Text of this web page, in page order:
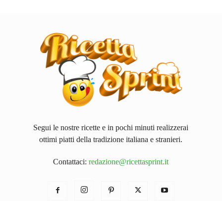
Segui le nostre ricette e in pochi minuti realizzerai
ottimi piatti della tradizione italiana e stranieri.
Contattaci:redazione@ricettasprint.it